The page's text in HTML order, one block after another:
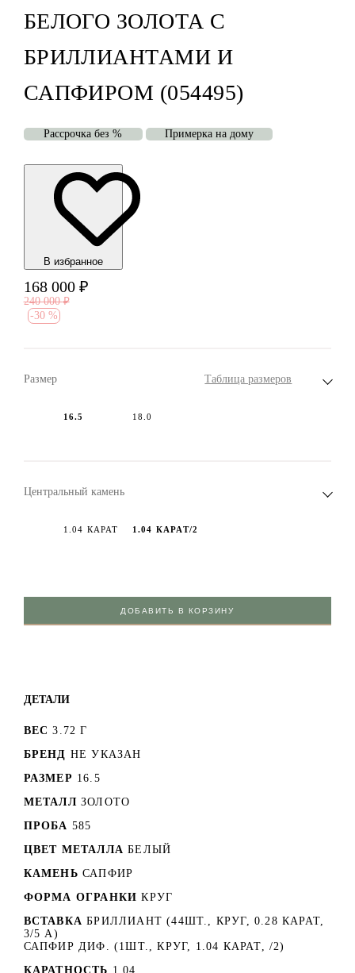
БЕЛОГО ЗОЛОТА С
БРИЛЛИАНТАМИ И
САПФИРОМ (054495)
Рассрочка без % Примерка на дому
В избранноe
168 000 ₽
240 000 ₽
-30 %
Размер Таблица размеров
16.5 18.0
Центральный камень
1.04 КАРАТ 1.04 КАРАТ/2
ДОБАВИТЬ В КОРЗИНУ
ДЕТАЛИ
ВЕС 3.72 Г
БРЕНД НЕ УКАЗАН
РАЗМЕР 16.5
МЕТАЛЛ ЗОЛОТО
ПРОБА 585
ЦВЕТ МЕТАЛЛА БЕЛЫЙ
КАМЕНЬ САПФИР
ФОРМА ОГРАНКИ КРУГ
ВСТАВКА БРИЛЛИАНТ (44ШТ., КРУГ, 0.28 КАРАТ,
3/5 А)
САПФИР ДИФ. (1ШТ., КРУГ, 1.04 КАРАТ, /2)
КАРАТНОСТЬ 1.04